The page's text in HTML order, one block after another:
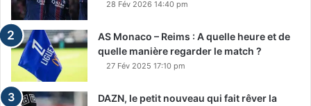
28 Fév 2026 14:40 pm
AS Monaco – Reims : A quelle heure et de
quelle manière regarder le match ?
27 Fév 2025 17:10 pm
DAZN, le petit nouveau qui fait rêver la